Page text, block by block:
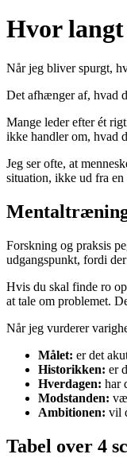
Hvor
Når jeg bliver spurgt,
Det afhænger af, hvad
Mange leder efter ét
ikke handler om, hvad
Jeg ser ofte, at
situation, ikke ud fra en
Forskning og praksis
udgangspunkt, fordi
Hvis du skal finde ro
at tale om problemet.
Når jeg vurderer
Målet: er det
Historikken: er
Hverdagen: har
Modstanden:
Ambitionen: vil
Tabel over 4